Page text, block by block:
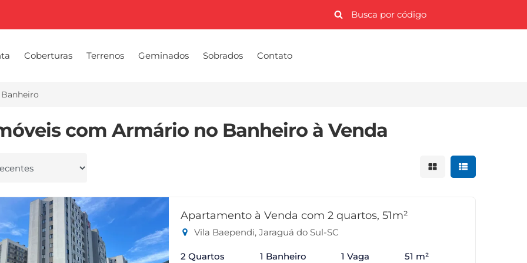
Coberturas Terrenos Geminados Sobrados Contato
com Armário no Banheiro à Venda
por Mostrar resultados
Mostrar
Apartamento à Venda com 2 quartos, 51m²
Vila Baependi, Jaraguá do Sul-SC
2 Quartos 1 Banheiro 1 Vaga 51 m²